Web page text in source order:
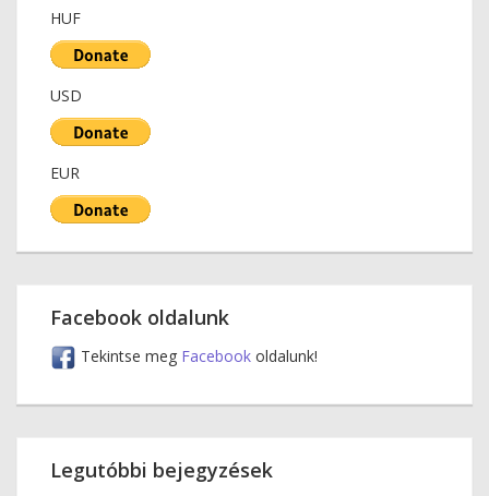
HUF
USD
EUR
Facebook oldalunk
Tekintse meg Facebook oldalunk!
Legutóbbi bejegyzések